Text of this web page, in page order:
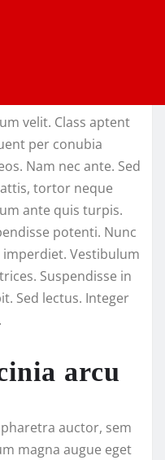
velit. Class aptent
per conubia
Nam nec ante. Sed
tortor neque
ante quis turpis.
potenti. Nunc
Vestibulum
Suspendisse in
Sed lectus. Integer
arcu
auctor, sem
magna augue eget